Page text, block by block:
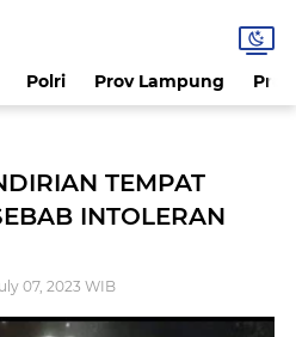
Polri Prov Lampung
TEMPAT
INTOLERAN
07, 2023 WIB